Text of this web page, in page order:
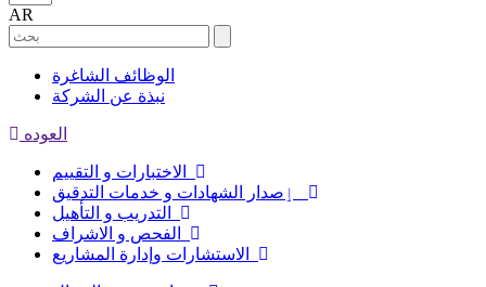
AR
الوظائف الشاغرة
نبذة عن الشركة
العوده